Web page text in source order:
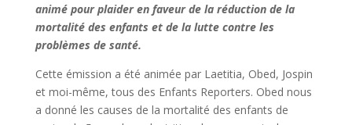
animé pour plaider en faveur de la réduction de la
mortalité des enfants et de la lutte contre les
problèmes de santé.
Cette émission a été animée par Laetitia, Obed, Jospin
et moi-même, tous des Enfants Reporters. Obed nous
a donné les causes de la mortalité des enfants de